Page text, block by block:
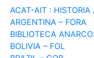
ACAT-AIT : HISTORIA
ARGENTINA – FORA
BIBLIOTECA
BOLIVIA – FOL